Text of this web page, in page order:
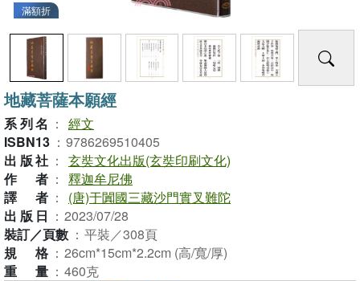
滿額折
地藏菩薩本願經
系列名 ： 經文
ISBN13 ： 9786269510405
出版社 ： 玄奘文化出版(玄奘印刷文化)
作者 ： 釋迦牟尼佛
譯者 ：
(唐)于闐國三藏沙門實叉難陀
出版日 ： 2023/07/28
裝訂／頁數 ： 平裝／308頁
規格 ： 26cm*15cm*2.2cm (高/寬/厚)
重量 ： 460克